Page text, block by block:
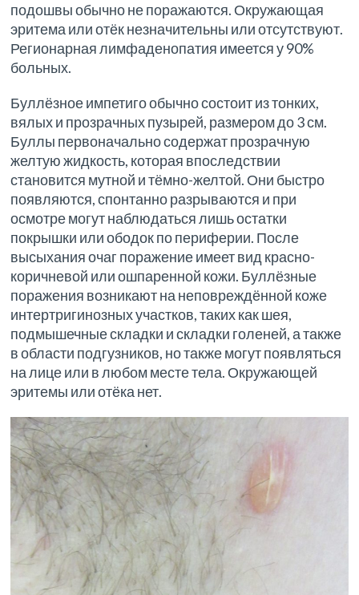
подошвы обычно не поражаются. Окружающая
эритема или отёк незначительны или отсутствуют.
Регионарная лимфаденопатия имеется у 90%
больных.
Буллёзное импетиго обычно состоит из тонких,
вялых и прозрачных пузырей, размером до 3 см.
Буллы первоначально содержат прозрачную
желтую жидкость, которая впоследствии
становится мутной и тёмно-желтой. Они быстро
появляются, спонтанно разрываются и при
осмотре могут наблюдаться лишь остатки
покрышки или ободок по периферии. После
высыхания очаг поражение имеет вид красно-
коричневой или ошпаренной кожи. Буллёзные
поражения возникают на неповреждённой коже
интертригинозных участков, таких как шея,
подмышечные складки и складки голеней, а также
в области подгузников, но также могут появляться
на лице или в любом месте тела. Окружающей
эритемы или отёка нет.